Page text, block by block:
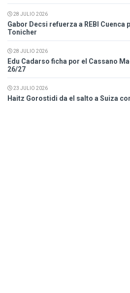
28 JULIO 2026
Gabor Decsi refuerza a REBI Cuenca
Tonicher
28 JULIO 2026
Edu Cadarso ficha por el Cassano
26/27
23 JULIO 2026
Haitz Gorostidi da el salto a Suiza